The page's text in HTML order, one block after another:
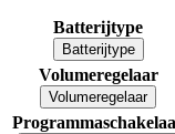
Batterijtype
Batterijtype
Volumeregelaar
Volumeregelaar